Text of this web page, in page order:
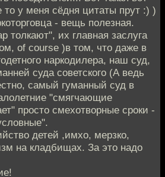
то у меня сёдня цитаты прут :) )
- вещь полезная.
толкают", их главная заслуга
of course )в том, что даже в
наркодилера, наш суд,
суда советского (А ведь
самый гуманный суд в
"смягчающие
просто смехотворные сроки -
детей ,имхо, мерзко,
на кладбищах. За это надо